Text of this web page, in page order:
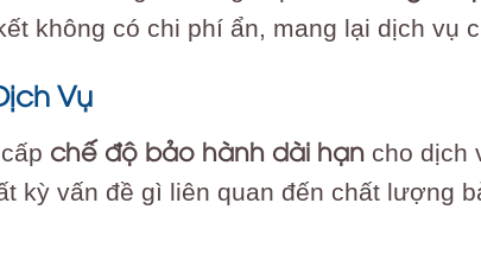
không có chi phí ẩn, mang lại dịch vụ
Vụ
chế độ bảo hành dài hạncho dịch
kỳ vấn đề gì liên quan đến chất lượng